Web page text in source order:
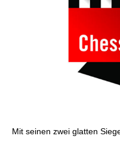
Mit seinen zwei glatten